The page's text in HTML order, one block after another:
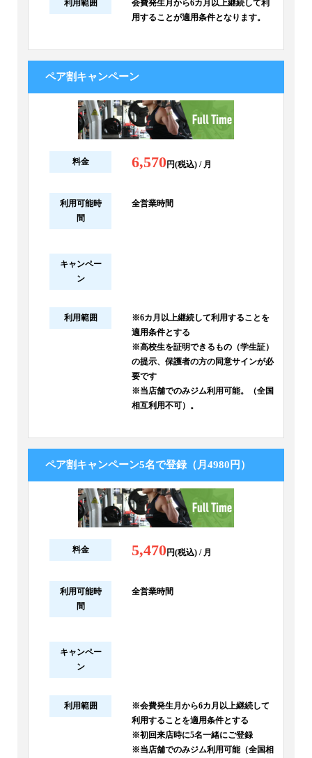
利用範囲
会費発生月から6カ月以上継続して利
用することが適用条件となります。
ペア割キャンペーン
料金 6,570円(税込) / 月
利用可能時
間
全営業時間
キャンペー
ン
利用範囲
※6カ月以上継続して利用することを
適用条件とする
※高校生を証明できるもの（学生証）
の提示、保護者の方の同意サインが必
要です
※当店舗でのみジム利用可能。（全国
相互利用不可）。
ペア割キャンペーン5名で登録（月4980円）
料金 5,470円(税込) / 月
利用可能時
間
全営業時間
キャンペー
ン
利用範囲
※会費発生月から6カ月以上継続して
利用することを適用条件とする
※初回来店時に5名一緒にご登録
※当店舗でのみジム利用可能（全国相